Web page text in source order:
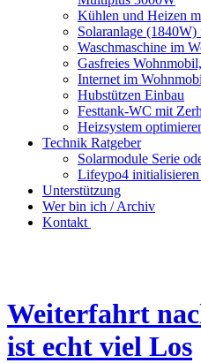
Kühlen und Heizen
Solaranlage
Waschmaschine im
Gasfreies
Internet im
Hubstützen Einbau
Festtank-WC mit
Heizsystem
Technik Ratgeber
Solarmodule Serie
Lifeypo4
Unterstützung
Wer bin ich / Archiv
Kontakt
Weiterfahrt
ist echt viel Los